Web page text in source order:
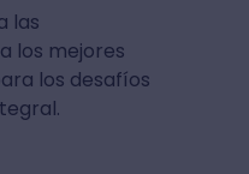
las
los mejores
los desafíos